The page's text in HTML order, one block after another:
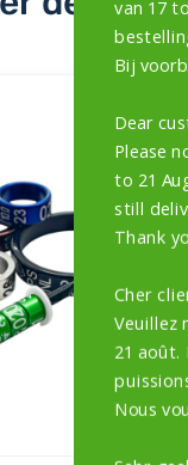
van 17
Bij
Dear
Please
to 21
still
Thank
Cher
Veuillez
21 août.
Nous